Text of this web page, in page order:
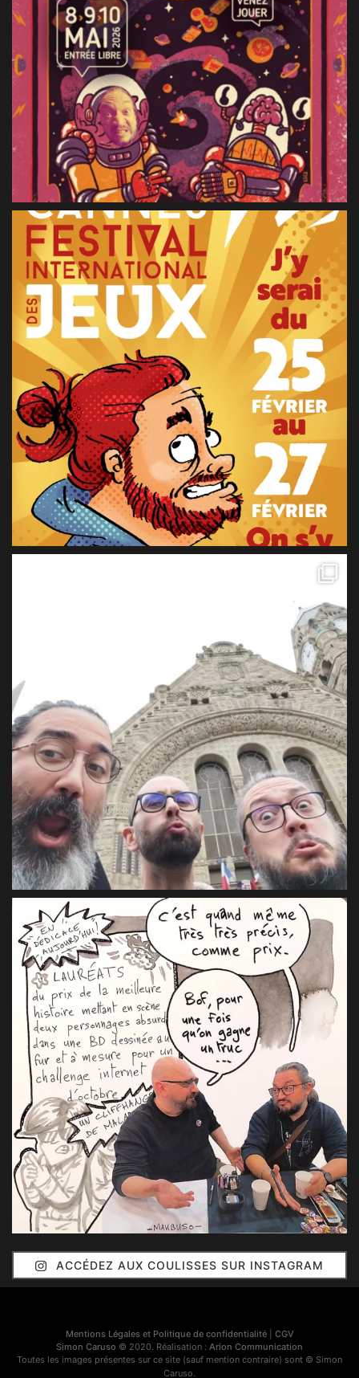
ACCÉDEZ AUX COULISSES SUR INSTAGRAM
Mentions Légales et Politique de confidentialité| CGV
Simon Caruso © 2020. Réalisation : Arion Communication
Toutes les images présentes sur ce site (sauf mention contraire) sont © Simon
Caruso.